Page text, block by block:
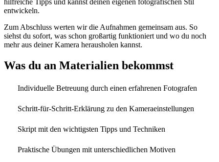
hilfreiche Tipps und kannst deinen eigenen fotografischen Stil
entwickeln.
Zum Abschluss werten wir die Aufnahmen gemeinsam aus. So
siehst du sofort, was schon großartig funktioniert und wo du noch
mehr aus deiner Kamera herausholen kannst.
Was du an Materialien bekommst
Individuelle Betreuung durch einen erfahrenen Fotografen
Schritt-für-Schritt-Erklärung zu den Kameraeinstellungen
Skript mit den wichtigsten Tipps und Techniken
Praktische Übungen mit unterschiedlichen Motiven